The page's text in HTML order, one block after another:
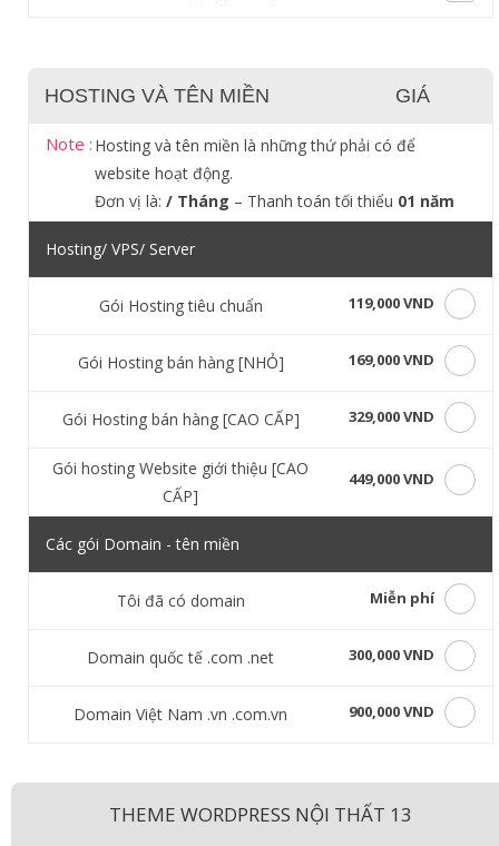
HOSTING VÀ TÊN MIỀN GIÁ
Note : Hosting và tên miền là những thứ phải có để
website hoạt động.
Đơn vị là: / Tháng – Thanh toán tối thiểu 01 năm
Hosting/ VPS/ Server
Gói Hosting tiêu chuẩn 119,000 VND
Gói Hosting bán hàng [NHỎ] 169,000 VND
Gói Hosting bán hàng [CAO CẤP] 329,000 VND
Gói hosting Website giới thiệu [CAO
CẤP]
449,000 VND
Các gói Domain - tên miền
Tôi đã có domain Miễn phí
Domain quốc tế .com .net 300,000 VND
Domain Việt Nam .vn .com.vn 900,000 VND
THEME WORDPRESS NỘI THẤT 13